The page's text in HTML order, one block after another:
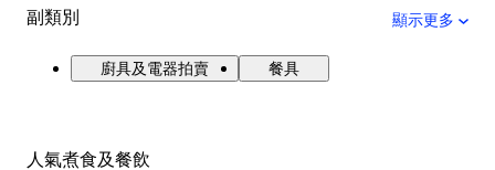
副類別 顯示更多
廚具及電器拍賣 餐具
人氣煮食及餐飲